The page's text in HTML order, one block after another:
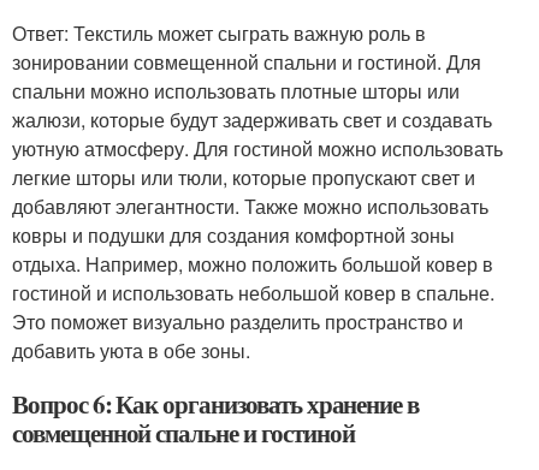
Ответ: Текстиль может сыграть важную роль в
зонировании совмещенной спальни и гостиной. Для
спальни можно использовать плотные шторы или
жалюзи, которые будут задерживать свет и создавать
уютную атмосферу. Для гостиной можно использовать
легкие шторы или тюли, которые пропускают свет и
добавляют элегантности. Также можно использовать
ковры и подушки для создания комфортной зоны
отдыха. Например, можно положить большой ковер в
гостиной и использовать небольшой ковер в спальне.
Это поможет визуально разделить пространство и
добавить уюта в обе зоны.
Вопрос 6: Как организовать хранение в
совмещенной спальне и гостиной